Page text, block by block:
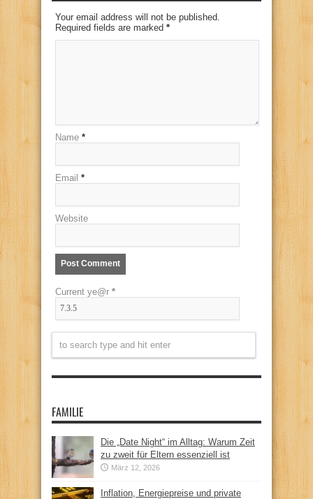
Your email address will not be published.
Required fields are marked *
Name *
Email *
Website
Current ye@r *
FAMILIE
Die „Date Night“ im Alltag: Warum Zeit
zu zweit für Eltern essenziell ist
März 12, 2026
Inflation, Energiepreise und private